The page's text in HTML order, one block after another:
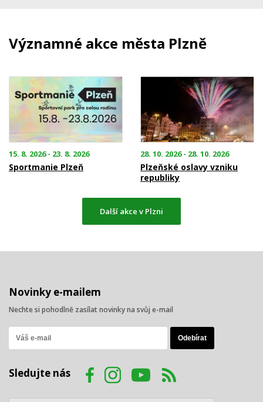
Významné akce města Plzně
15. 8. 2026 - 23. 8. 2026
Sportmanie Plzeň
28. 10. 2026 - 28. 10. 2026
Plzeňské oslavy vzniku
republiky
Další akce v Plzni
Novinky e-mailem
Nechte si pohodlně zasílat novinky na svůj e-mail
Sledujte nás